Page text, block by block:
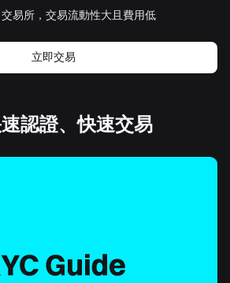
易所，交易流動性大且費用低
立即交易
認證、快速交易